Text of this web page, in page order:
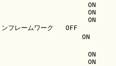
ON
ON
ON
フレームワーク   OFF
ON
ON
ON